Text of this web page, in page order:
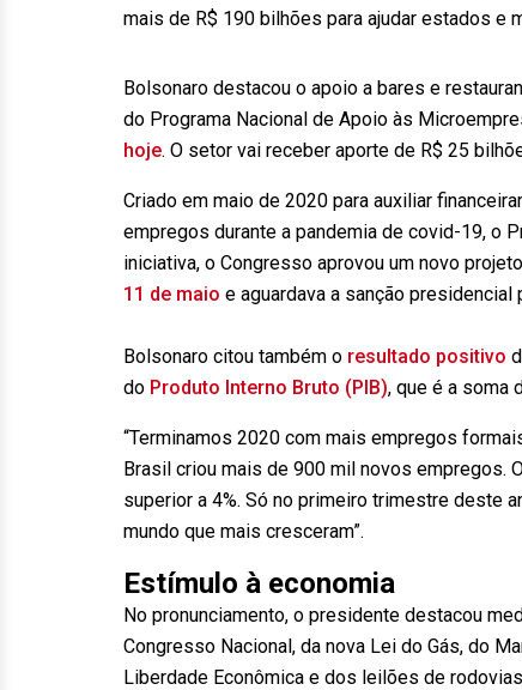
mais de R$ 190 bilhões para ajudar estados e
Bolsonaro destacou o apoio a bares e
do Programa Nacional de Apoio às
hoje. O setor vai receber aporte de R$ 25
Criado em maio de 2020 para auxiliar
empregos durante a pandemia de covid-19, o
iniciativa, o Congresso aprovou um novo
11 de maio e aguardava a sanção presidencial
Bolsonaro citou também o resultado positivo
do Produto Interno Bruto (PIB), que é a soma
“Terminamos 2020 com mais empregos
Brasil criou mais de 900 mil novos empregos.
superior a 4%. Só no primeiro trimestre deste
mundo que mais cresceram”.
Estímulo à economia
No pronunciamento, o presidente destacou
Congresso Nacional, da nova Lei do Gás, do
Liberdade Econômica e dos leilões de